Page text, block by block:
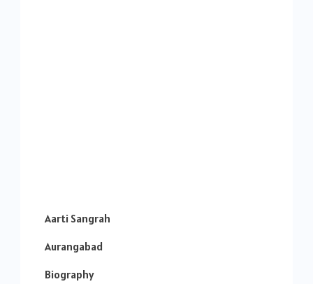
Aarti Sangrah
Aurangabad
Biography